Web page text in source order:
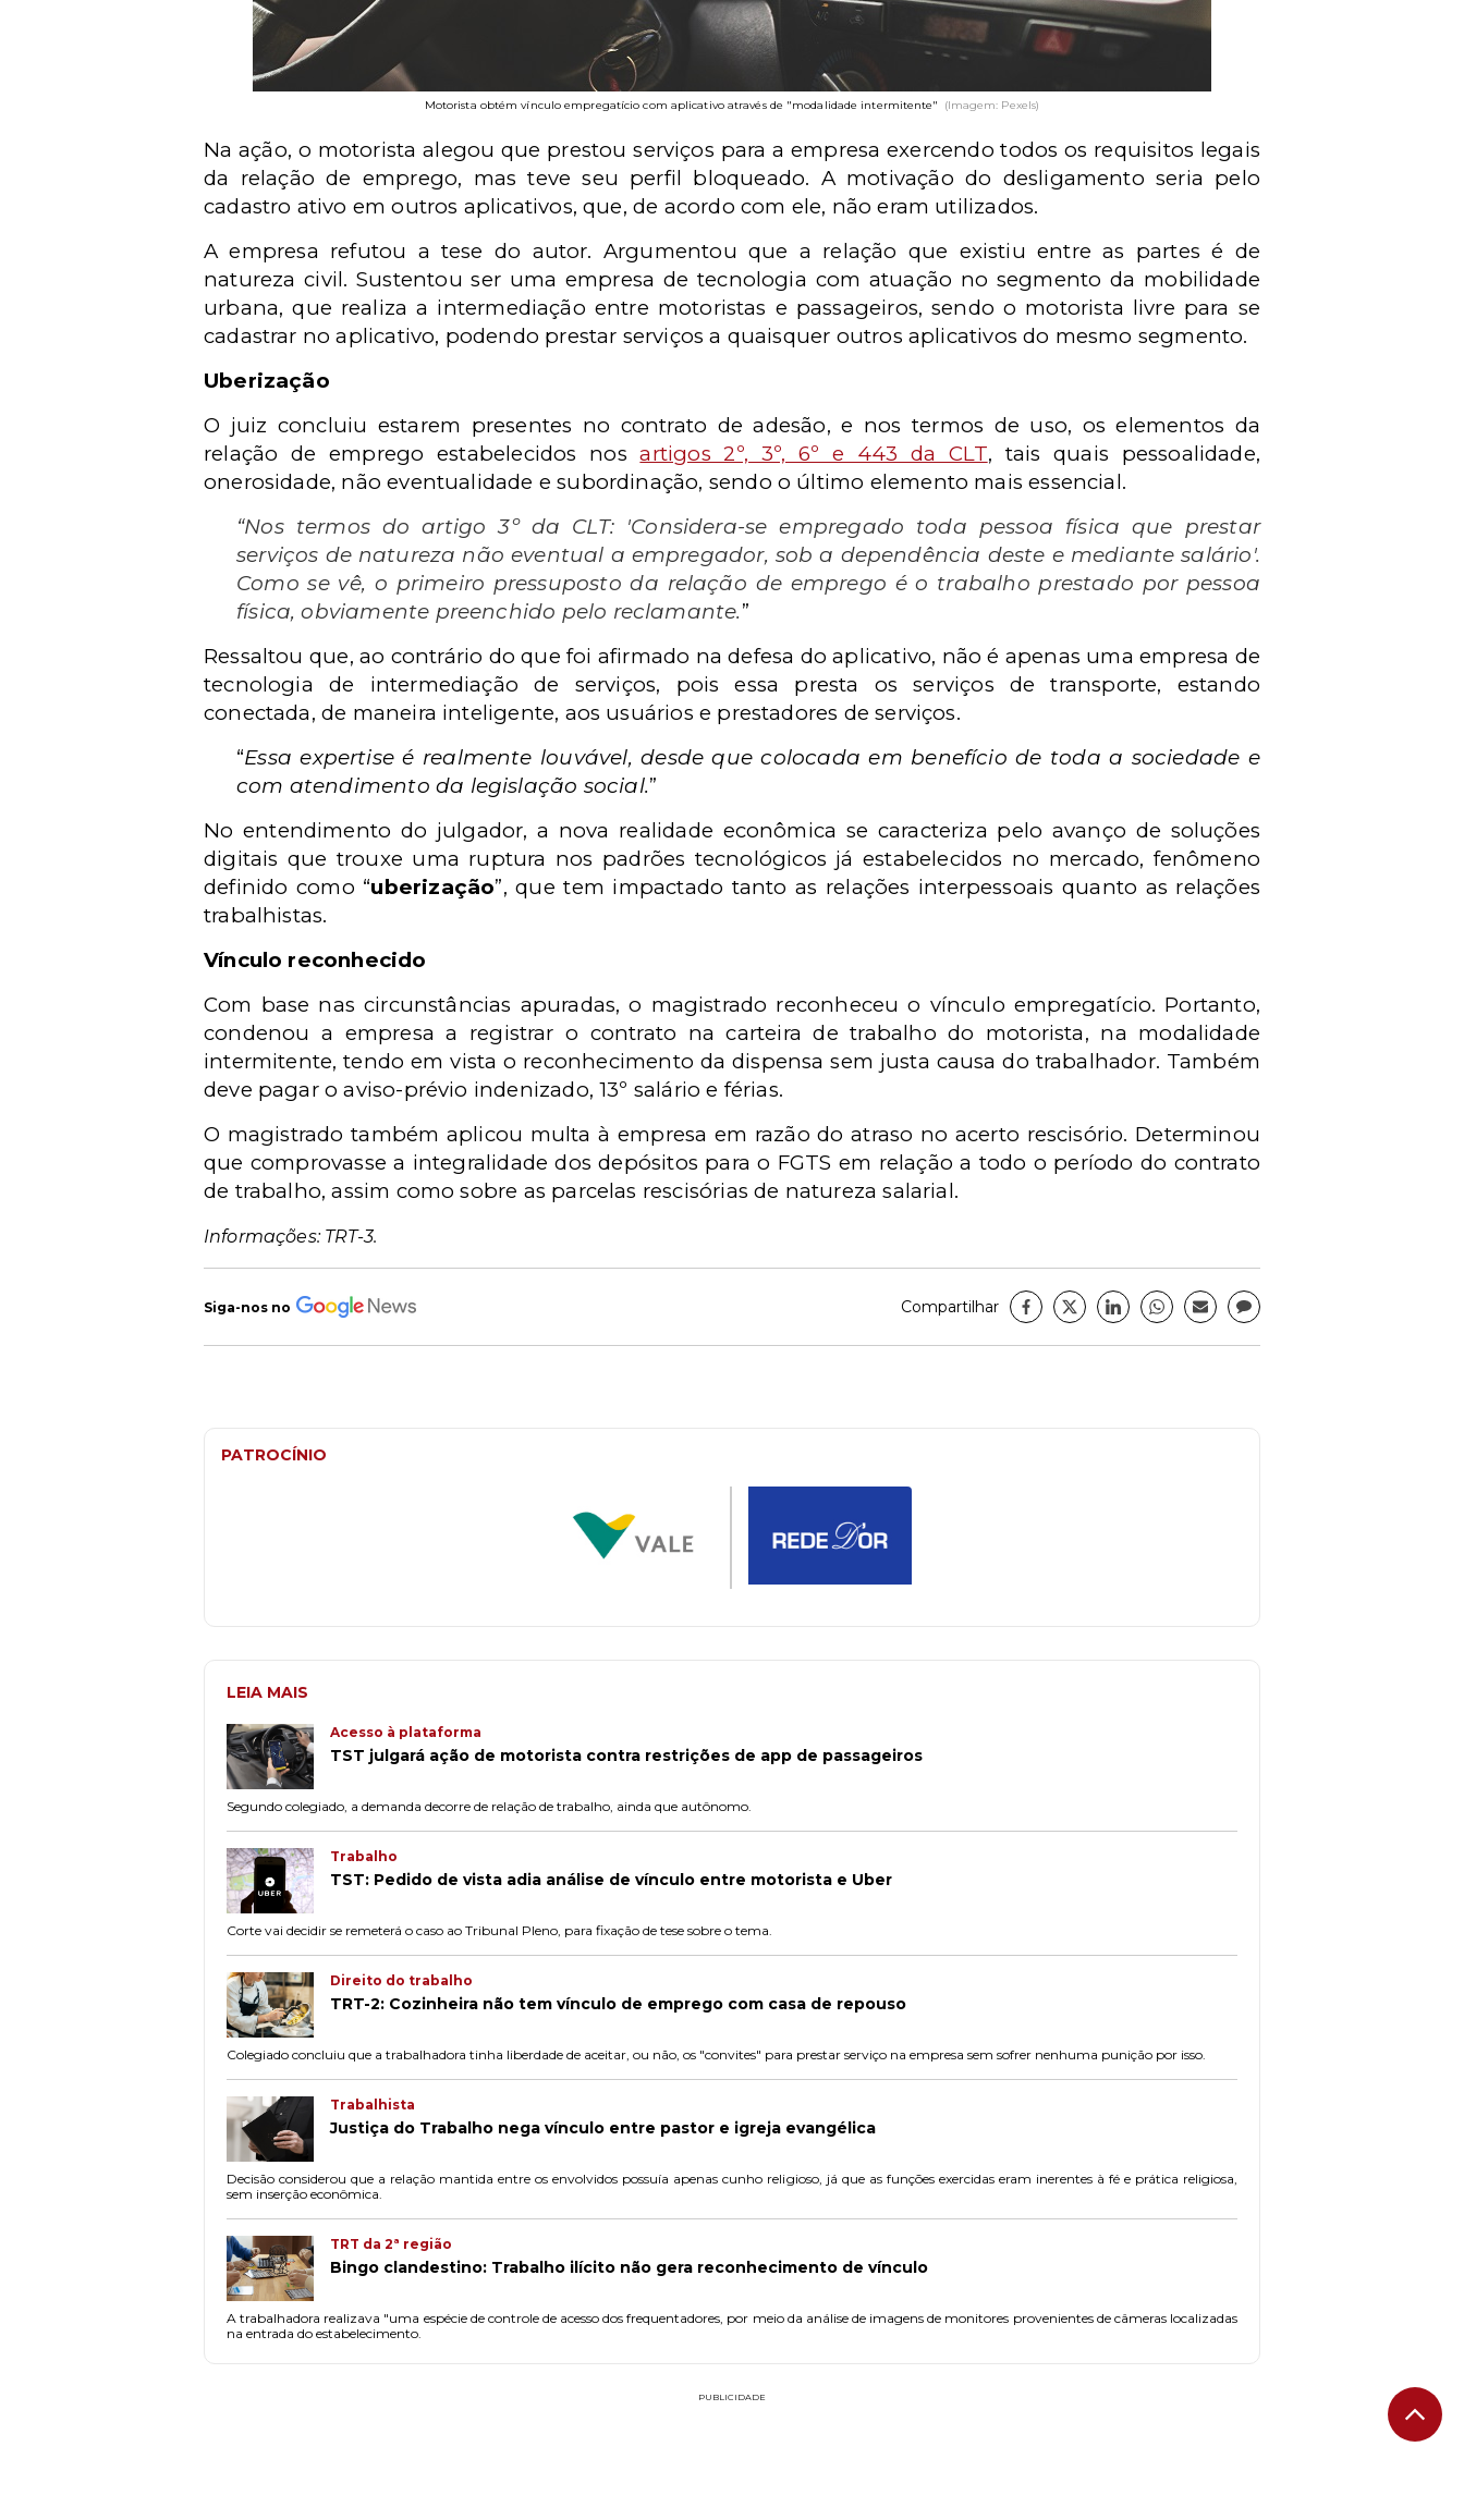
Motorista obtém vínculo empregatício com aplicativo através de "modalidade intermitente" (Imagem: Pexels)
Na ação, o motorista alegou que prestou serviços para a empresa exercendo todos os requisitos legais
da relação de emprego, mas teve seu perfil bloqueado. A motivação do desligamento seria pelo
cadastro ativo em outros aplicativos, que, de acordo com ele, não eram utilizados.
A empresa refutou a tese do autor. Argumentou que a relação que existiu entre as partes é de
natureza civil. Sustentou ser uma empresa de tecnologia com atuação no segmento da mobilidade
urbana, que realiza a intermediação entre motoristas e passageiros, sendo o motorista livre para se
cadastrar no aplicativo, podendo prestar serviços a quaisquer outros aplicativos do mesmo segmento.
Uberização
O juiz concluiu estarem presentes no contrato de adesão, e nos termos de uso, os elementos da
relação de emprego estabelecidos nosartigos 2º, 3º, 6º e 443 da CLT, tais quais pessoalidade,
onerosidade, não eventualidade e subordinação, sendo o último elemento mais essencial.
“Nos termos do artigo 3º da CLT: 'Considera-se empregado toda pessoa física que prestar
serviços de natureza não eventual a empregador, sob a dependência deste e mediante salário'.
Como se vê, o primeiro pressuposto da relação de emprego é o trabalho prestado por pessoa
física, obviamente preenchido pelo reclamante.”
Ressaltou que, ao contrário do que foi afirmado na defesa do aplicativo, não é apenas uma empresa de
tecnologia de intermediação de serviços, pois essa presta os serviços de transporte, estando
conectada, de maneira inteligente, aos usuários e prestadores de serviços.
“Essa expertise é realmente louvável, desde que colocada em benefício de toda a sociedade e
com atendimento da legislação social.”
No entendimento do julgador, a nova realidade econômica se caracteriza pelo avanço de soluções
digitais que trouxe uma ruptura nos padrões tecnológicos já estabelecidos no mercado, fenômeno
definido como “uberização”, que tem impactado tanto as relações interpessoais quanto as relações
trabalhistas.
Vínculo reconhecido
Com base nas circunstâncias apuradas, o magistrado reconheceu o vínculo empregatício. Portanto,
condenou a empresa a registrar o contrato na carteira de trabalho do motorista, na modalidade
intermitente, tendo em vista o reconhecimento da dispensa sem justa causa do trabalhador. Também
deve pagar o aviso-prévio indenizado, 13º salário e férias.
O magistrado também aplicou multa à empresa em razão do atraso no acerto rescisório. Determinou
que comprovasse a integralidade dos depósitos para o FGTS em relação a todo o período do contrato
de trabalho, assim como sobre as parcelas rescisórias de natureza salarial.
Informações: TRT-3.
Siga-nos no Compartilhar
PATROCÍNIO
LEIA MAIS
Acesso à plataforma
TST julgará ação de motorista contra restrições de app de passageiros
Segundo colegiado, a demanda decorre de relação de trabalho, ainda que autônomo.
Trabalho
TST: Pedido de vista adia análise de vínculo entre motorista e Uber
Corte vai decidir se remeterá o caso ao Tribunal Pleno, para fixação de tese sobre o tema.
Direito do trabalho
TRT-2: Cozinheira não tem vínculo de emprego com casa de repouso
Colegiado concluiu que a trabalhadora tinha liberdade de aceitar, ou não, os "convites" para prestar serviço na empresa sem sofrer nenhuma punição por isso.
Trabalhista
Justiça do Trabalho nega vínculo entre pastor e igreja evangélica
Decisão considerou que a relação mantida entre os envolvidos possuía apenas cunho religioso, já que as funções exercidas eram inerentes à fé e prática religiosa,
sem inserção econômica.
TRT da 2ª região
Bingo clandestino: Trabalho ilícito não gera reconhecimento de vínculo
A trabalhadora realizava "uma espécie de controle de acesso dos frequentadores, por meio da análise de imagens de monitores provenientes de câmeras localizadas
na entrada do estabelecimento.
PUBLICIDADE